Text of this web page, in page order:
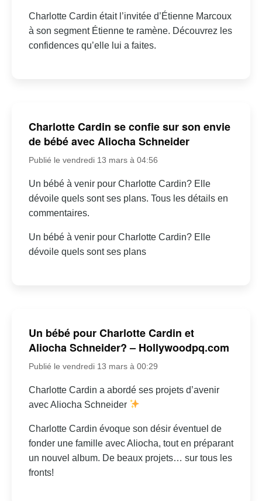
Charlotte Cardin était l’invitée d’Étienne Marcoux
à son segment Étienne te ramène. Découvrez les
confidences qu’elle lui a faites.
Charlotte Cardin se confie sur son envie
de bébé avec Aliocha Schneider
Publié le vendredi 13 mars à 04:56
Un bébé à venir pour Charlotte Cardin? Elle
dévoile quels sont ses plans. Tous les détails en
commentaires.
Un bébé à venir pour Charlotte Cardin? Elle
dévoile quels sont ses plans
Un bébé pour Charlotte Cardin et
Aliocha Schneider? – Hollywoodpq.com
Publié le vendredi 13 mars à 00:29
Charlotte Cardin a abordé ses projets d’avenir
avec Aliocha Schneider
Charlotte Cardin évoque son désir éventuel de
fonder une famille avec Aliocha, tout en préparant
un nouvel album. De beaux projets… sur tous les
fronts!